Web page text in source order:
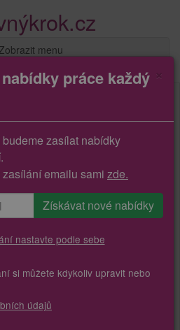
menu
práce každý
zasílat nabídky
.
emailu sami zde.
nastavte podle sebe
si můžete kdykoliv upravit nebo
údajů